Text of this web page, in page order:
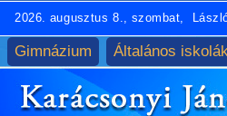
2026. augusztus 8., szombat,
Gimnázium Általános